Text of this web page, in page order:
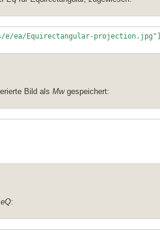
e/ea/Equirectangular-projection.jpg"]
Bild als Mwgespeichert:
eQ: